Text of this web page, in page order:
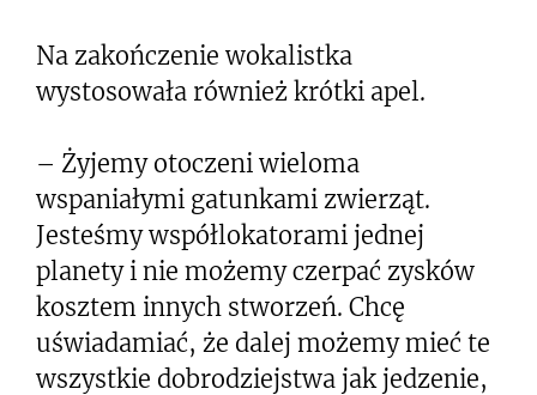
Na zakończenie wokalistka
wystosowała również krótki apel.
– Żyjemy otoczeni wieloma
wspaniałymi gatunkami zwierząt.
Jesteśmy współlokatorami jednej
planety i nie możemy czerpać zysków
kosztem innych stworzeń. Chcę
uświadamiać, że dalej możemy mieć te
wszystkie dobrodziejstwa jak jedzenie,